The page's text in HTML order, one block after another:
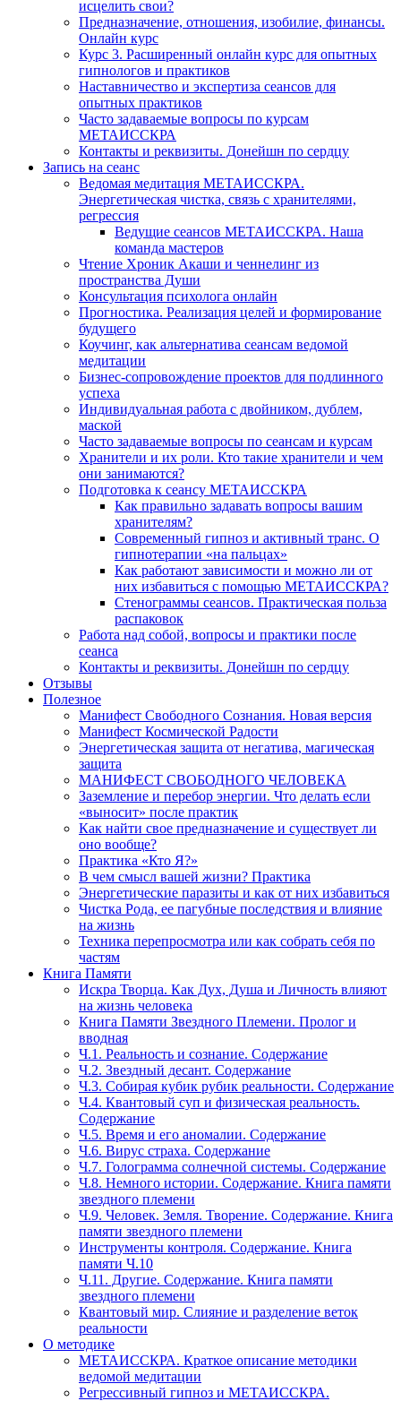
исцелить свои?
Предназначение, отношения, изобилие, финансы.
Онлайн курс
Курс 3. Расширенный онлайн курс для опытных
гипнологов и практиков
Наставничество и экспертиза сеансов для
опытных практиков
Часто задаваемые вопросы по курсам
МЕТАИССКРА
Контакты и реквизиты. Донейшн по сердцу
Запись на сеанс
Ведомая медитация МЕТАИССКРА.
Энергетическая чистка, связь с хранителями,
регрессия
Ведущие сеансов МЕТАИССКРА. Наша
команда мастеров
Чтение Хроник Акаши и ченнелинг из
пространства Души
Консультация психолога онлайн
Прогностика. Реализация целей и формирование
будущего
Коучинг, как альтернатива сеансам ведомой
медитации
Бизнес-сопровождение проектов для подлинного
успеха
Индивидуальная работа с двойником, дублем,
маской
Часто задаваемые вопросы по сеансам и курсам
Хранители и их роли. Кто такие хранители и чем
они занимаются?
Подготовка к сеансу МЕТАИССКРА
Как правильно задавать вопросы вашим
хранителям?
Современный гипноз и активный транс. О
гипнотерапии «на пальцах»
Как работают зависимости и можно ли от
них избавиться с помощью МЕТАИССКРА?
Стенограммы сеансов. Практическая польза
распаковок
Работа над собой, вопросы и практики после
сеанса
Контакты и реквизиты. Донейшн по сердцу
Отзывы
Полезное
Манифест Свободного Сознания. Новая версия
Манифест Космической Радости
Энергетическая защита от негатива, магическая
защита
МАНИФЕСТ СВОБОДНОГО ЧЕЛОВЕКА
Заземление и перебор энергии. Что делать если
«выносит» после практик
Как найти свое предназначение и существует ли
оно вообще?
Практика «Кто Я?»
В чем смысл вашей жизни? Практика
Энергетические паразиты и как от них избавиться
Чистка Рода, ее пагубные последствия и влияние
на жизнь
Техника перепросмотра или как собрать себя по
частям
Книга Памяти
Искра Творца. Как Дух, Душа и Личность влияют
на жизнь человека
Книга Памяти Звездного Племени. Пролог и
вводная
Ч.1. Реальность и сознание. Содержание
Ч.2. Звездный десант. Содержание
Ч.3. Собирая кубик рубик реальности. Содержание
Ч.4. Квантовый суп и физическая реальность.
Содержание
Ч.5. Время и его аномалии. Содержание
Ч.6. Вирус страха. Содержание
Ч.7. Голограмма солнечной системы. Содержание
Ч.8. Немного истории. Содержание. Книга памяти
звездного племени
Ч.9. Человек. Земля. Творение. Содержание. Книга
памяти звездного племени
Инструменты контроля. Содержание. Книга
памяти Ч.10
Ч.11. Другие. Содержание. Книга памяти
звездного племени
Квантовый мир. Слияние и разделение веток
реальности
О методике
МЕТАИССКРА. Краткое описание методики
ведомой медитации
Регрессивный гипноз и МЕТАИССКРА.